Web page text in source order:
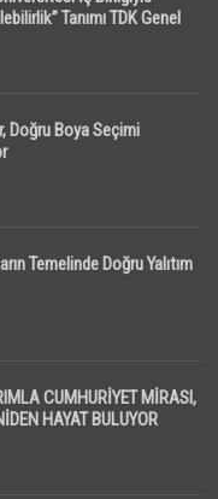
Tanımı TDK Genel
Doğru Boya Seçimi
Temelinde Doğru Yalıtım
CUMHURİYET MİRASI,
HAYAT BULUYOR